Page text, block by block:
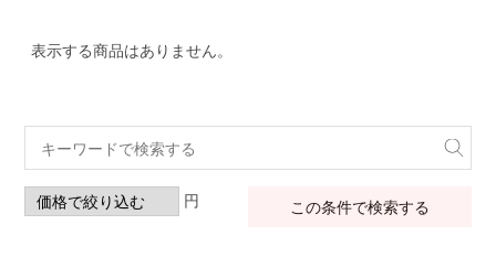
表示する商品はありません。
円 この条件で検索する